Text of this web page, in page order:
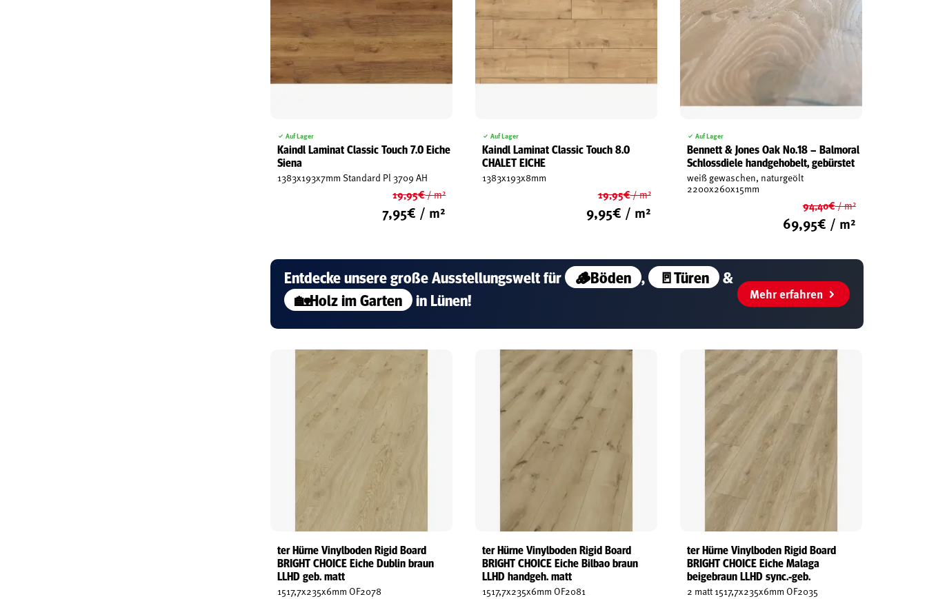
Auf Lager
Kaindl Laminat Classic Touch 7.0 Eiche
Siena
1383x193x7mm Standard Pl 3709 AH
19,95€/ m²
7,95€ / m²
ist:
7,95€.
Auf Lager
Kaindl Laminat Classic Touch 8.0
CHALET EICHE
1383x193x8mm
19,95€/ m²
Ursprünglicher
9,95€ / m²
ist:
9,95€.
Auf Lager
Bennett & Jones Oak No.18 – Balmoral
Schlossdiele handgehobelt, gebürstet
weiß gewaschen, naturgeölt
2200x260x15mm
94,40€/ m²
Ursprünglicher
94,40€
69,95€ / m²
ist:
Entdecke unsere großeAusstellungswelt für 🪵Böden , 🚪Türen
&
🏡Holz im Garten
in Lünen! Mehr erfahren
ter Hürne Vinylboden Rigid Board
BRIGHT CHOICE Eiche Dublin braun
LLHD geb. matt
1517,7x235x6mm OF2078
ter Hürne Vinylboden Rigid Board
BRIGHT CHOICE Eiche Bilbao braun
LLHD handgeh. matt
1517,7x235x6mm OF2081
ter Hürne Vinylboden Rigid Board
BRIGHT CHOICE Eiche Malaga
beigebraun LLHD sync.-geb.
2 matt 1517,7x235x6mm OF2035